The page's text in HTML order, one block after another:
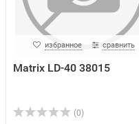
избранное сравнить
Matrix LD-40 38015
(0)